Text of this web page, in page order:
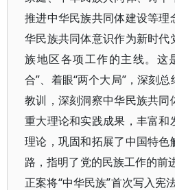
推进中华民族共同体建设等理
华民族共同体意识作为新时代
族地区各项工作的主线。这
合”、着眼“两个大局”，深刻
教训，深刻洞察中华民族共同
重大理论和实践成果，丰富和
理论，巩固和拓展了中国特色
路，指明了党的民族工作的前
正案将“中华民族”首次写入宪